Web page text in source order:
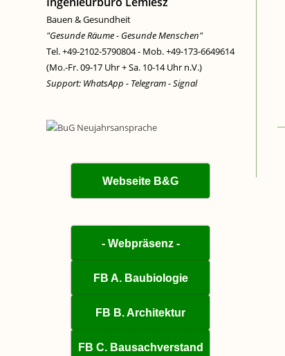
Bauen & Gesundheit
"Gesunde Räume - Gesunde Menschen"
Tel. +49-2102-5790804 - Mob. +49-173-6649614
(Mo.-Fr. 09-17 Uhr + Sa. 10-14 Uhr n.V.)
Support: WhatsApp - Telegram - Signal
Webseite B&G
- Webpräsenz -
FB A. Baubiologie
FB B. Architektur
FB C. Bausachverstand